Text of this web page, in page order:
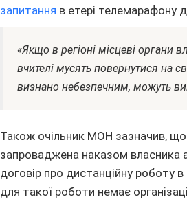
запитання в етері телемарафону
«Якщо в регіоні місцеві органи
вчителі мусять повернутися на
визнано небезпечним, можуть
Також очільник МОН зазначив,
запроваджена наказом власника
договір про дистанційну
для такої роботи немає